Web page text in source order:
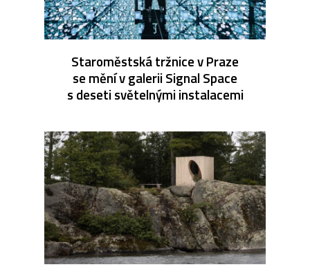
Staroměstská tržnice v Praze
se mění v galerii Signal Space
s deseti světelnými instalacemi